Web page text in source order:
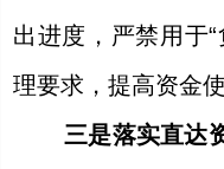
出进度，严禁用于
理要求，提高资金使
三是落实直达